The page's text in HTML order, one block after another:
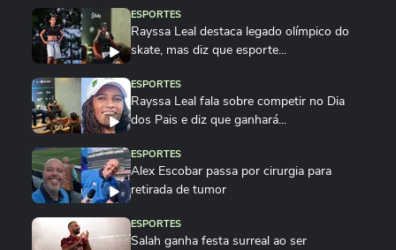
ESPORTES
Rayssa Leal destaca legado olímpico do
skate, mas diz que esporte...
ESPORTES
Rayssa Leal fala sobre competir no Dia
dos Pais e diz que ganhará...
ESPORTES
Alex Escobar passa por cirurgia para
retirada de tumor
ESPORTES
Salah ganha festa surreal ao ser